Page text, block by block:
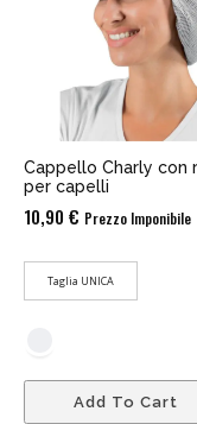
Cappello Charly con
per capelli
10,90 € Prezzo Imponibile
Taglia UNICA
Add To Cart